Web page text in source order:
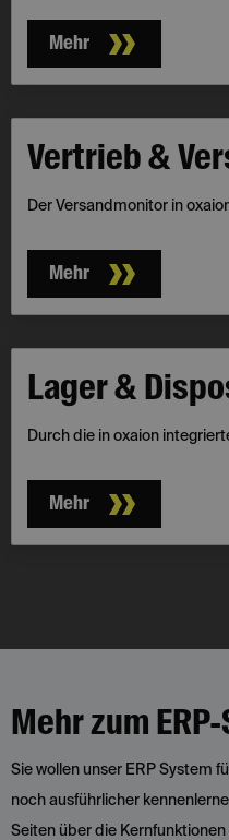
Mehr
Vertrieb &
Der Versandmonitor in
Mehr
Lager &
Durch die in oxaion
Mehr
Mehr zum
Sie wollen unser ERP System
noch ausführlicher
Seiten über die Kernfunktionen